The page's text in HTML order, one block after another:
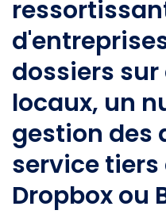
dossiers
locaux, un
gestion des
service
Dropbox ou